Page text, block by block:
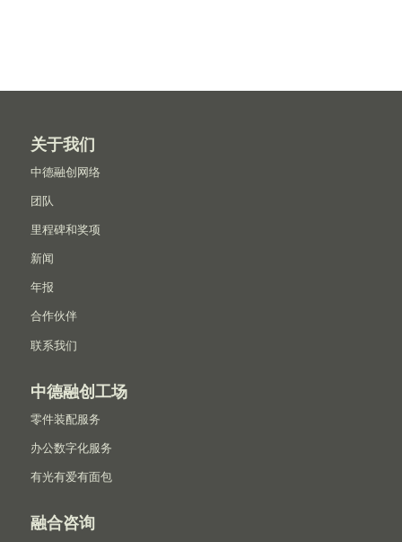
关于我们
中德融创网络
团队
里程碑和奖项
新闻
年报
合作伙伴
联系我们
中德融创工场
零件装配服务
办公数字化服务
有光有爱有面包
融合咨询